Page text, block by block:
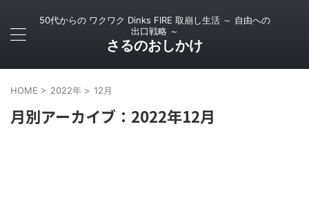
50代からの ワクワク Dinks FIRE 取崩し生活 ～ 自由への
出口戦略 ～
さるのおしかけ
HOME > 2022年 > 12月
月別アーカイブ：2022年12月